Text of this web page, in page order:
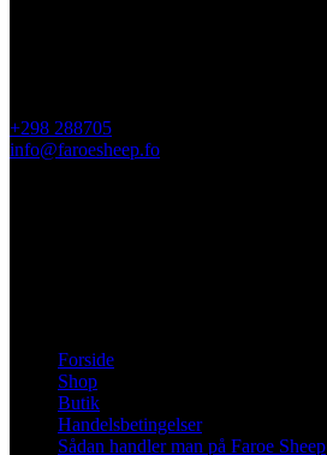
+298 288705
info@faroesheep.fo
Forside
Shop
Butik
Handelsbetingelser
Sådan handler man på Faroe Sheep